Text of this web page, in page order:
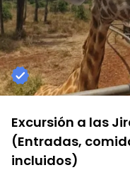
Excursión a las
(Entradas,
incluidos)